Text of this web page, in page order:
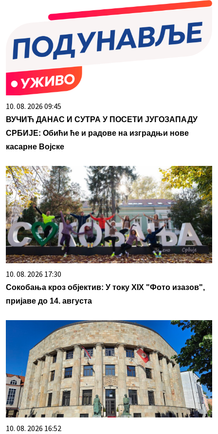
10. 08. 2026 09:45
ВУЧИЋ ДАНАС И СУТРА У ПОСЕТИ ЈУГОЗАПАДУ
СРБИЈЕ: Обићи ће и радове на изградњи нове
касарне Војске
10. 08. 2026 17:30
Сокобања кроз објектив: У току XIX "Фото изазов",
пријаве до 14. августа
10. 08. 2026 16:52